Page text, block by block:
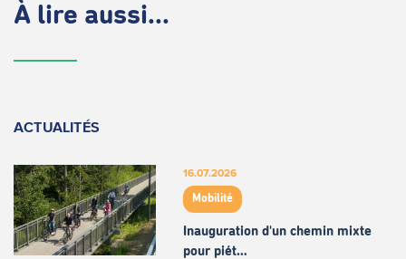
À lire aussi...
ACTUALITÉS
16.07.2026
Mobilité
Inauguration d'un chemin mixte
pour piét…